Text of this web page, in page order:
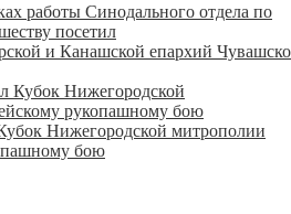
работы Синодального отдела по
посетил
и Канашской епархий
Нижегородской митрополии
бою